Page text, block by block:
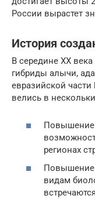
России вырастет
История
В середине XX
гибриды алычи,
евразийской
велись в
Повышение
регионах
Повышение
видам